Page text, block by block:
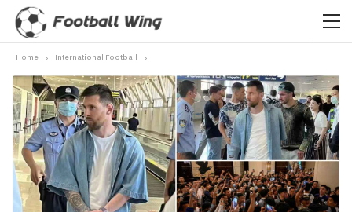
Home International Football